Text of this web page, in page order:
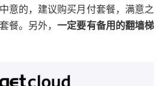
意的，建议购买月付套餐，满意之
餐。另外，一定要有备用的翻墙梯